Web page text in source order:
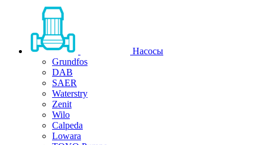
Насосы
Grundfos
DAB
SAER
Waterstry
Zenit
Wilo
Calpeda
Lowara